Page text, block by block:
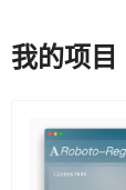
我的项目